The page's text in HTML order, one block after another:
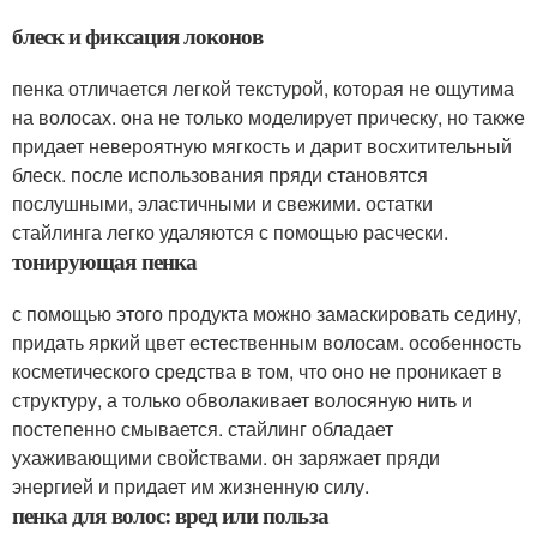
блеск и фиксация локонов
пенка отличается легкой текстурой, которая не ощутима
на волосах. она не только моделирует прическу, но также
придает невероятную мягкость и дарит восхитительный
блеск. после использования пряди становятся
послушными, эластичными и свежими. остатки
стайлинга легко удаляются с помощью расчески.
тонирующая пенка
с помощью этого продукта можно замаскировать седину,
придать яркий цвет естественным волосам. особенность
косметического средства в том, что оно не проникает в
структуру, а только обволакивает волосяную нить и
постепенно смывается. стайлинг обладает
ухаживающими свойствами. он заряжает пряди
энергией и придает им жизненную силу.
пенка для волос: вред или польза